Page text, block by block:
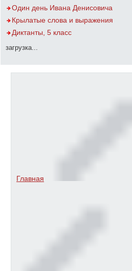
Один день Ивана Денисовича
Крылатые слова и выражения
Диктанты, 5 класс
загрузка...
Главная